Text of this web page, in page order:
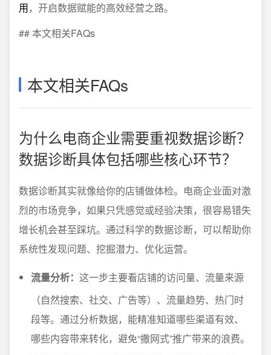
用，开启数据赋能的高效经营之路。
## 本文相关FAQs
本文相关FAQs
为什么电商企业需要重视数据诊断？
数据诊断具体包括哪些核心环节？
数据诊断其实就像给你的店铺做体检。电商企业面对激
烈的市场竞争，如果只凭感觉或经验决策，很容易错失
增长机会甚至踩坑。通过科学的数据诊断，可以帮助你
系统性发现问题、挖掘潜力、优化运营。
流量分析： 这一步主要看店铺的访问量、流量来源
（自然搜索、社交、广告等）、流量趋势、热门时
段等。通过分析数据，能精准知道哪些渠道有效、
哪些内容带来转化，避免“撒网式”推广带来的浪费。